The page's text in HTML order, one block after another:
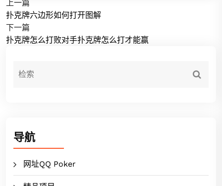
上一篇
扑克牌六边形如何打开图解
下一篇
扑克牌怎么打败对手扑克牌怎么打才能赢
导航
网址QQ Poker